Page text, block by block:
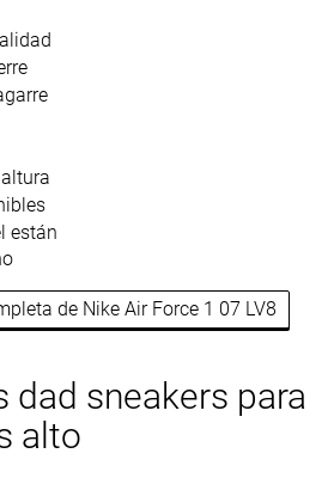
están
de Nike Air Force 1 07 LV8
dad sneakers para
alto